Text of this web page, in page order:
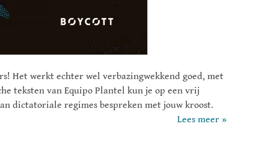
Het werkt echter wel verbazingwekkend goed, met
teksten van Equipo Plantel kun je op een vrij
dictatoriale regimes bespreken met jouw kroost.
Lees meer »